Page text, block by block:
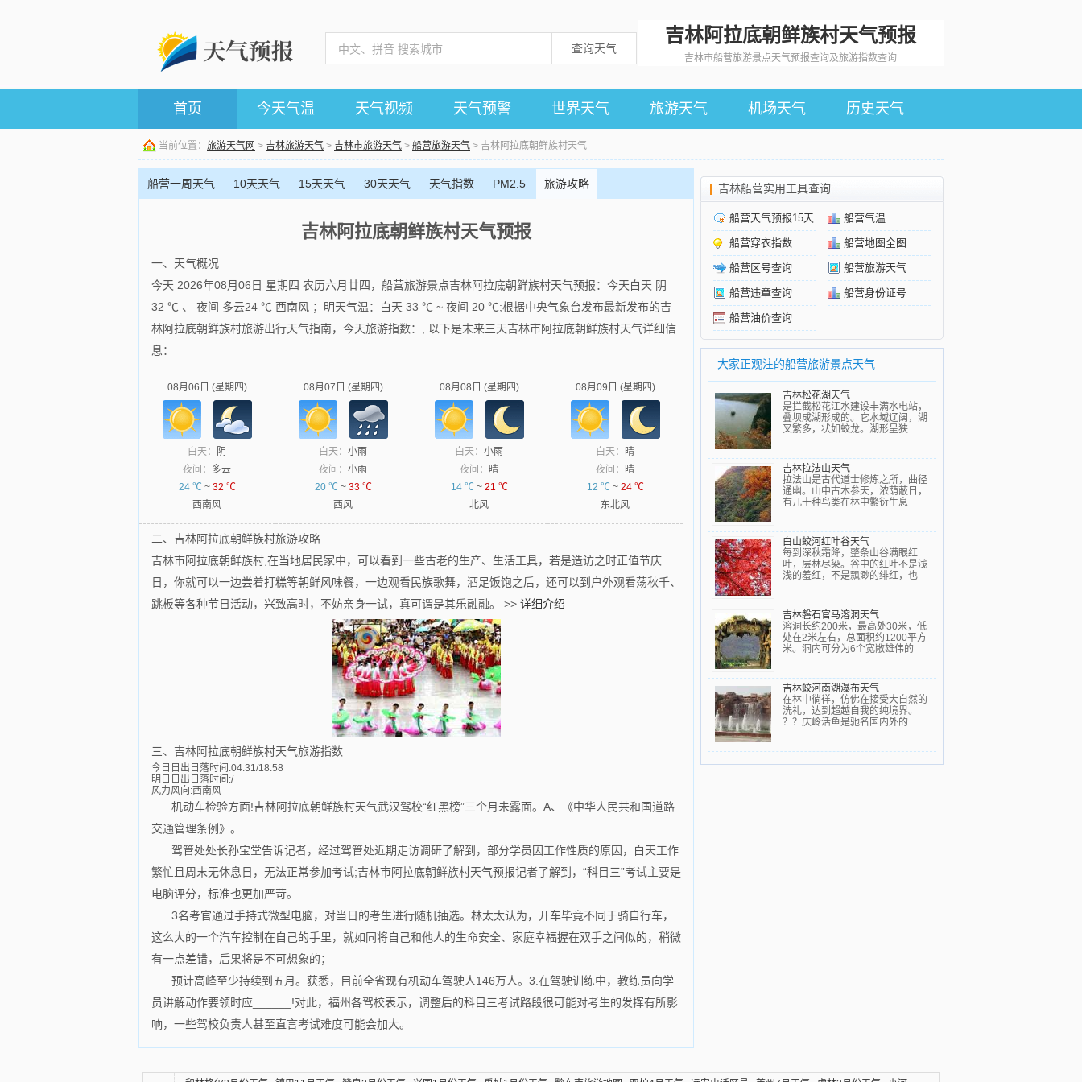
查询天气
吉林阿拉底朝鲜族村天气预报
吉林市船营旅游景点天气预报查询及旅游指数查询
首页 今天气温 天气视频 天气预警 世界天气 旅游天气 机场天气 历史天气
当前位置： 旅游天气网 > 吉林旅游天气 > 吉林市旅游天气 > 船营旅游天气 > 吉林阿拉底朝鲜族村天气
船营一周天气 10天天气 15天天气 30天天气 天气指数 PM2.5 旅游攻略
吉林阿拉底朝鲜族村天气预报
一、天气概况
今天 2026年08月06日 星期四 农历六月廿四，船营旅游景点吉林阿拉底朝鲜族村天气预报：今天白天 阴
32 ℃ 、 夜间 多云24 ℃ 西南风 ；明天气温：白天 33 ℃ ~ 夜间 20 ℃;根据中央气象台发布最新发布的吉
林阿拉底朝鲜族村旅游出行天气指南，今天旅游指数：, 以下是末来三天吉林市阿拉底朝鲜族村天气详细信
息：
08月06日 (星期四)
白天：
阴
夜间： 多云
24 ℃~ 32 ℃
西南风
08月07日 (星期四)
白天： 小雨
夜间： 小雨
20 ℃~ 33 ℃
西风
08月08日 (星期四)
白天： 小雨
夜间： 晴
14 ℃~ 21 ℃
北风
08月09日 (星期四)
白天： 晴
夜间： 晴
12 ℃~ 24 ℃
东北风
二、吉林阿拉底朝鲜族村旅游攻略
吉林市阿拉底朝鲜族村,在当地居民家中，可以看到一些古老的生产、生活工具，若是造访之时正值节庆
日，你就可以一边尝着打糕等朝鲜风味餐，一边观看民族歌舞，酒足饭饱之后，还可以到户外观看荡秋千、
跳板等各种节日活动，兴致高时，不妨亲身一试，真可谓是其乐融融。 >> 详细介绍
三、吉林阿拉底朝鲜族村天气旅游指数
今日日出日落时间:04:31/18:58
明日日出日落时间:/
风力风向:西南风
机动车检验方面!吉林阿拉底朝鲜族村天气武汉驾校“红黑榜”三个月未露面。A、《中华人民共和国道路
交通管理条例》。
驾管处处长孙宝堂告诉记者，经过驾管处近期走访调研了解到，部分学员因工作性质的原因，白天工作
繁忙且周末无休息日，无法正常参加考试;吉林市阿拉底朝鲜族村天气预报记者了解到，“科目三”考试主要是
电脑评分，标准也更加严苛。
3名考官通过手持式微型电脑，对当日的考生进行随机抽选。林太太认为，开车毕竟不同于骑自行车，
这么大的一个汽车控制在自己的手里，就如同将自己和他人的生命安全、家庭幸福握在双手之间似的，稍微
有一点差错，后果将是不可想象的；
预计高峰至少持续到五月。获悉，目前全省现有机动车驾驶人146万人。3.在驾驶训练中，教练员向学
员讲解动作要领时应______!对此，福州各驾校表示，调整后的科目三考试路段很可能对考生的发挥有所影
响，一些驾校负责人甚至直言考试难度可能会加大。
吉林船营实用工具查询
船营天气预报15天 船营气温
船营穿衣指数 船营地图全图
船营区号查询 船营旅游天气
船营违章查询 船营身份证号
船营油价查询
大家正观注的船营旅游景点天气
吉林松花湖天气
是拦截松花江水建设丰满水电站，
叠坝成湖形成的。它水域辽阔，湖
叉繁多，状如蛟龙。湖形呈狭
吉林拉法山天气
拉法山是古代道士修炼之所，曲径
通幽。山中古木参天，浓荫蔽日，
有几十种鸟类在林中繁衍生息
白山蛟河红叶谷天气
每到深秋霜降，整条山谷满眼红
叶，层林尽染。谷中的红叶不是浅
浅的羞红，不是飘渺的绯红，也
吉林磐石官马溶洞天气
溶洞长约200米，最高处30米，低
处在2米左右，总面积约1200平方
米。洞内可分为6个宽敞雄伟的
吉林蛟河南湖瀑布天气
在林中徜徉，仿佛在接受大自然的
洗礼，达到超越自我的纯境界。
？？庆岭活鱼是驰名国内外的